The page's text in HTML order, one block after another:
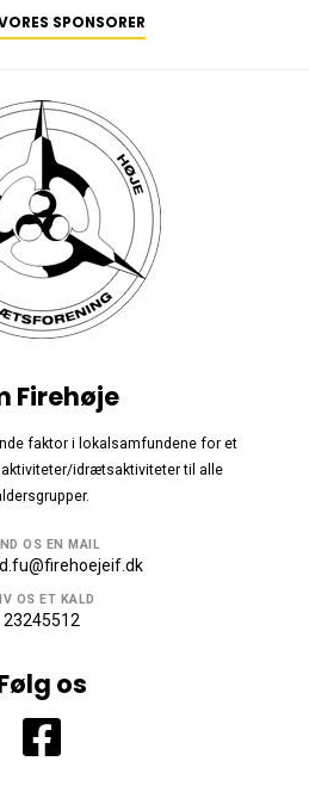
SPONSORER
Firehøje
faktor i lokalsamfundene for et
idrætsaktiviteter til alle
OS EN MAIL
OS ET KALD
23245512
os